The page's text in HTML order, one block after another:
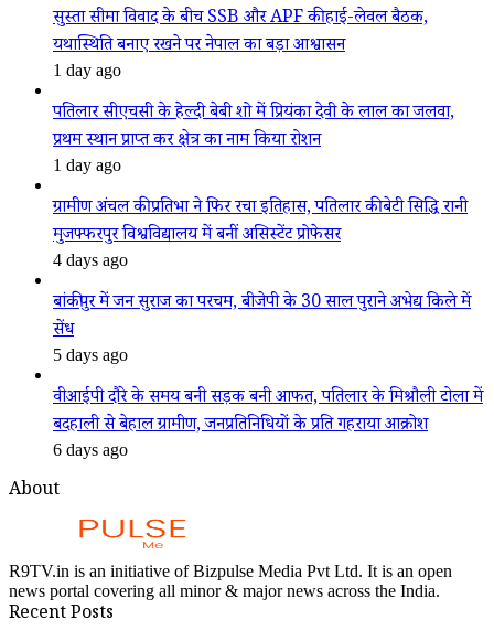
सुस्ता सीमा विवाद के बीच SSB और APF की हाई-लेवल बैठक,
यथास्थिति बनाए रखने पर नेपाल का बड़ा आश्वासन
1 day ago
पतिलार सीएचसी के हेल्दी बेबी शो में प्रियंका देवी के लाल का जलवा,
प्रथम स्थान प्राप्त कर क्षेत्र का नाम किया रोशन
1 day ago
ग्रामीण अंचल की प्रतिभा ने फिर रचा इतिहास, पतिलार की बेटी सिद्धि रानी
मुजफ्फरपुर विश्वविद्यालय में बनीं असिस्टेंट प्रोफेसर
4 days ago
बांकीपुर में जन सुराज का परचम, बीजेपी के 30 साल पुराने अभेद्य किले में
सेंध
5 days ago
वीआईपी दौरे के समय बनी सड़क बनी आफत, पतिलार के मिश्रौली टोला में
बदहाली से बेहाल ग्रामीण, जनप्रतिनिधियों के प्रति गहराया आक्रोश
6 days ago
About
R9TV.in is an initiative of Bizpulse Media Pvt Ltd. It is an open
news portal covering all minor & major news across the India.
Recent Posts